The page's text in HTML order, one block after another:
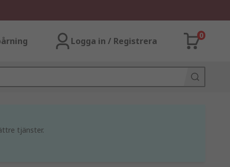
Logga in / Registrera
0
tjänster.